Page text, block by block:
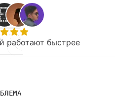
работают быстрее